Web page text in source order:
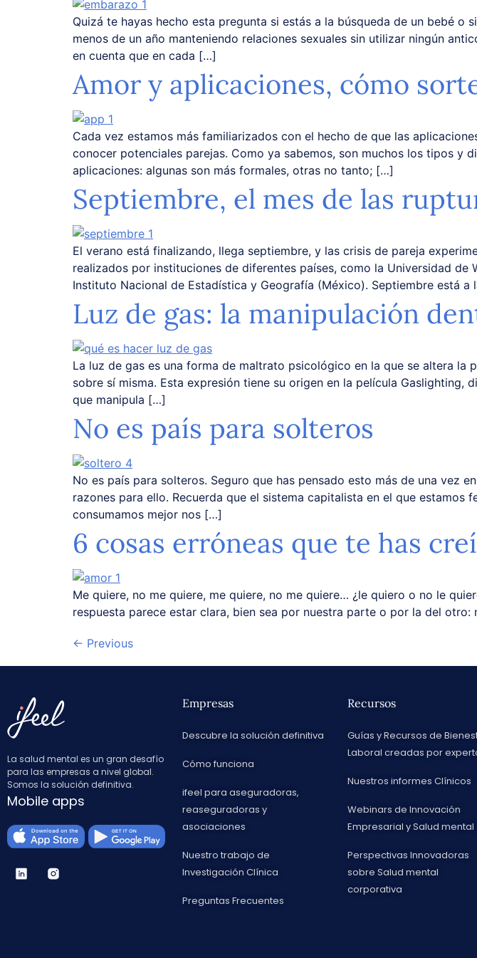
Quizá te hayas hecho esta pregunta si estás a la búsqueda de un bebé
menos de un año manteniendo relaciones sexuales sin utilizar ningún
en cuenta que en cada […]
Amor y aplicaciones, cómo
Cada vez estamos más familiarizados con el hecho de que las
conocer potenciales parejas. Como ya sabemos, son muchos los tipos y
aplicaciones: algunas son más formales, otras no tanto; […]
Septiembre, el mes de las
El verano está finalizando, llega septiembre, y las crisis de pareja
realizados por instituciones de diferentes países, como la Universidad
Instituto Nacional de Estadística y Geografía (México). Septiembre está a
Luz de gas: la manipulación
La luz de gas es una forma de maltrato psicológico en la que se altera
sobre sí misma. Esta expresión tiene su origen en la película
que manipula […]
No es país para solteros
No es país para solteros. Seguro que has pensado esto más de una vez
razones para ello. Recuerda que el sistema capitalista en el que estamos
consumamos mejor nos […]
6 cosas erróneas que te has
Me quiere, no me quiere, me quiere, no me quiere… ¿le quiero o no le
respuesta parece estar clara, bien sea por nuestra parte o por la del
← Previous
La salud mental es un gran desafío
para las empresas a nivel global.
Somos la solución definitiva.
Mobile apps
Empresas
Descubre la solución definitiva
Cómo funciona
ifeel para aseguradoras,
reaseguradoras y
asociaciones
Nuestro trabajo de
Investigación Clínica
Preguntas Frecuentes
Recursos
Guías y Recursos de
Laboral creadas por
Nuestros informes Clínicos
Webinars de Innovación
Empresarial y Salud mental
Perspectivas Innovadoras
sobre Salud mental
corporativa